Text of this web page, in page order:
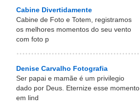
Cabine Divertidamente
Cabine de Foto e Totem, registramos
os melhores momentos do seu vento
com foto p
Denise Carvalho Fotografia
Ser papai e mamãe é um privilegio
dado por Deus. Eternize esse momento
em lind